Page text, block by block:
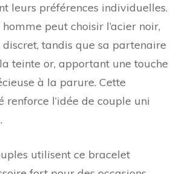
leurs préférences individuelles.
peut choisir l’acier noir,
tandis que sa partenaire
teinte or, apportant une touche
à la parure. Cette
l’idée de couple uni
utilisent ce bracelet